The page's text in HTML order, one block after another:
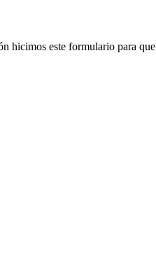
hicimos este formulario para